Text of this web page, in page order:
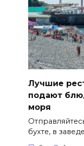
Лучшие
подают
моря
бухте, в